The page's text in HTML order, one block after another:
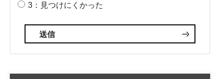
3：見つけにくかった